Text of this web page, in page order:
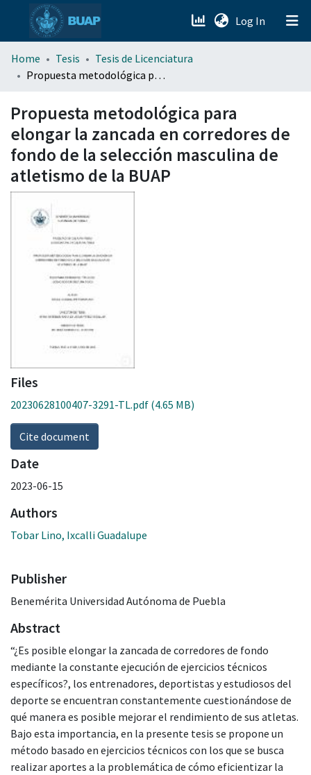
Log In (current)
menu.section.about_menu
Home Tesis
Tesis de Licenciatura
Propuesta metodológica para elongar la zancada en corredores de fondo de la selección masculina de atletismo de la BUAP
Propuesta metodológica para
elongar la zancada en corredores de
fondo de la selección masculina de
atletismo de la BUAP
Files
20230628100407-3291-TL.pdf (4.65 MB)
Cite document
Date
2023-06-15
Authors
Tobar Lino, Ixcalli Guadalupe
Publisher
Benemérita Universidad Autónoma de Puebla
Abstract
“¿Es posible elongar la zancada de corredores de fondo
mediante la constante ejecución de ejercicios técnicos
específicos?, los entrenadores, deportistas y estudiosos del
deporte se encuentran constantemente cuestionándose de
qué manera es posible mejorar el rendimiento de sus atletas.
Bajo esta importancia, en la presente tesis se propone un
método basado en ejercicios técnicos con los que se busca
realizar aportes a la problemática de cómo eficientizar la